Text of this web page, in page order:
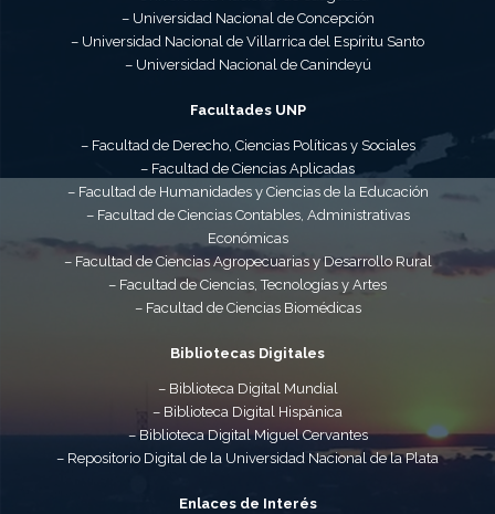
– Universidad Nacional de Concepción
– Universidad Nacional de Villarrica del Espíritu Santo
– Universidad Nacional de Canindeyú
Facultades UNP
– Facultad de Derecho, Ciencias Políticas y Sociales
– Facultad de Ciencias Aplicadas
– Facultad de Humanidades y Ciencias de la Educación
– Facultad de Ciencias Contables, Administrativas
Económicas
– Facultad de Ciencias Agropecuarias y Desarrollo Rural
– Facultad de Ciencias, Tecnologías y Artes
– Facultad de Ciencias Biomédicas
Bibliotecas Digitales
– Biblioteca Digital Mundial
– Biblioteca Digital Hispánica
– Biblioteca Digital Miguel Cervantes
– Repositorio Digital de la Universidad Nacional de la Plata
Enlaces de Interés